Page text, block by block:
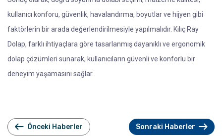
kullanıcı konforu, güvenlik, havalandırma, boyutlar ve hijyen gibi
faktörlerin bir arada değerlendirilmesiyle yapılmalıdır. Kılıç Ray
Dolap, farklı ihtiyaçlara göre tasarlanmış dayanıklı ve ergonomik
dolap çözümleri sunarak, kullanıcıların güvenli ve konforlu bir
deneyim yaşamasını sağlar.
Önceki Haberler Sonraki Haberler